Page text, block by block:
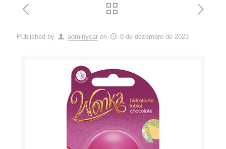
Published by adminycar on 8 de dezembro de 2023